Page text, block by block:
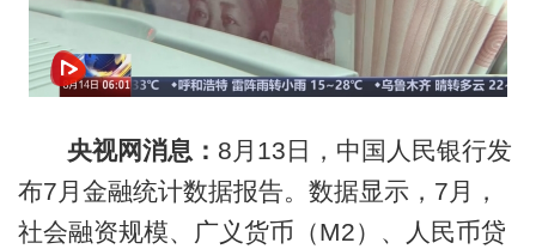
央视网消息： 8月13日，中国人民银行发
布7月金融统计数据报告。数据显示，7月，
社会融资规模、广义货币（M2）、人民币贷